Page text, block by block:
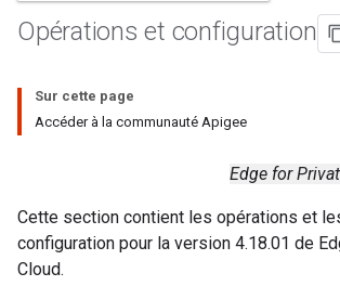
Opérations et configuration
Sur cette page
Accéder à la communauté Apigee
Edge for
Cette section contient les opérations et
configuration pour la version 4.18.01 de
Cloud.